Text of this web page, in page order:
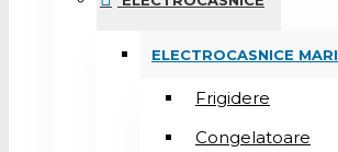
ELECTROCASNICE MARI
Frigidere
Congelatoare